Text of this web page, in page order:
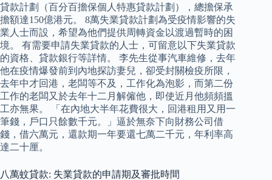
貸款計劃（百分百擔保個人特惠貸款計劃），總擔保承
擔額達150億港元。 8萬失業貸款計劃為受疫情影響的失
業人士而設，希望為他們提供周轉資金以渡過暫時的困
境。 有需要申請失業貸款的人士，可留意以下失業貸款
的資格、貸款銀行等詳情。 李先生從事汽車維修，去年
他在疫情爆發前到內地探訪妻兒，卻受封關檢疫所限，
去年中才回港，老闆等不及，工作化為泡影，而第二份
工作的老闆又於去年十二月解僱他，即使近月他頻頻搵
工亦無果。 「在內地大半年花費很大，回港租用又用一
筆錢，戶口只餘數千元。」逼於無奈下向財務公司借
錢，借六萬元，還款期一年要還七萬二千元，年利率高
達二十厘。
八萬蚊貸款: 失業貸款的申請期及審批時間